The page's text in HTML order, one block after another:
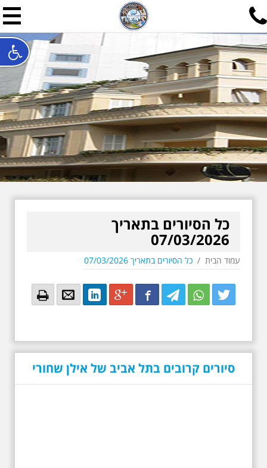
תל אביב שלי
תיור ישראלי בעריכת אילן
האתר המרכזי להיסטוריה של תל אביב ותולדות ארץ ישראל -
חייגו עכשיו:052-7747748
שלחו פנייה:ilan@mytelaviv.co.il
עברית
כל הסיורים בתאריך
07/03/2026
עמוד הבית / כל הסיורים בתאריך 07/03/2026
Twitter
Twitter
Twitter
Facebook
Google+
LinkedIn
Email
Email
סיורים קרובים בתל אביב של אילן שחורי